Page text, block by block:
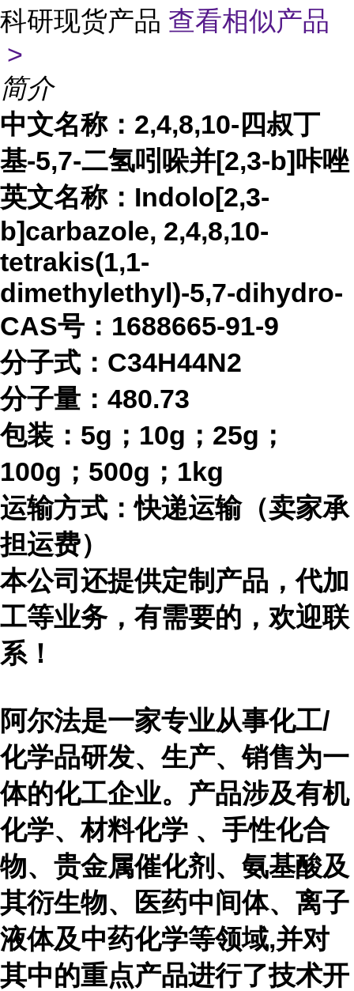
科研现货产品 查看相似产品
>
简介
中文名称：2,4,8,10-四叔丁
基-5,7-二氢吲哚并[2,3-b]咔唑
英文名称： Indolo[2,3-
b]carbazole, 2,4,8,10-
tetrakis(1,1-
dimethylethyl)-5,7-dihydro-
CAS号：1688665-91-9
分子式： C34H44N2
分子量： 480.73
包装： 5g；10g；25g；
100g；500g；1kg
运输方式：快递运输（卖家承
担运费）
本公司还提供定制产品，代加
工等业务，有需要的，欢迎联
系！
阿尔法是一家专业从事化工/
化学品研发、生产、销售为一
体的化工企业。产品涉及有机
化学、材料化学 、手性化合
物、贵金属催化剂、氨基酸及
其衍生物、医药中间体、离子
液体及中药化学等领域,并对
其中的重点产品进行了技术开